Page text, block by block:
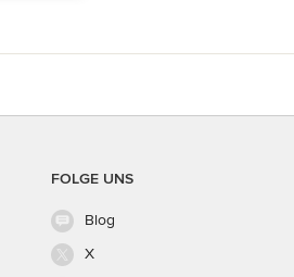
FOLGE UNS
Blog
X